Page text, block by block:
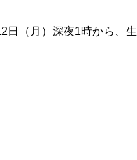
日（月）深夜1時から、生